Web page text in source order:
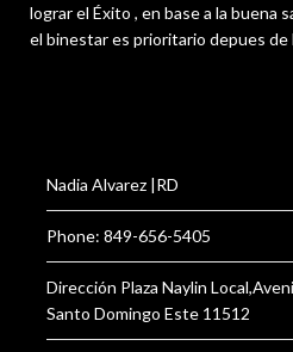
lograr el Éxito , en base a la buena
el binestar es prioritario depues de
Nadia Alvarez |RD
Phone: 849-656-5405
Dirección Plaza Naylin
Santo Domingo Este 11512